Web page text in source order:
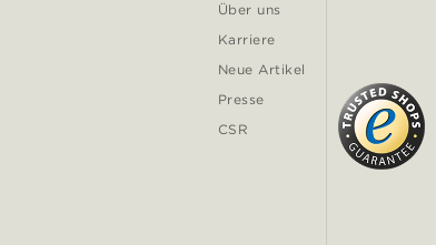
Über uns
Karriere
Neue Artikel
Presse
CSR